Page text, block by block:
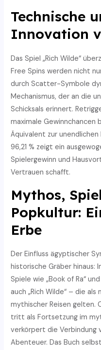
Technische
Innovation
Das Spiel „Rich Wilde“
Free Spins werden nicht
durch Scatter-Symbole
Mechanismus, der an die
Schicksals erinnert.
maximale Gewinnchancen
Äquivalent zur unendlichen
96,21 % zeigt ein
Spielergewinn und
Vertrauen schafft.
Mythos,
Popkultur:
Erbe
Der Einfluss ägyptischer
historische Gräber hinaus:
Spiele wie „Book of Ra“
auch „Rich Wilde“ – die
mythischer Reisen gelten.
tritt als Fortsetzung im
verkörpert die Verbindung
Abenteuer. Das Buch